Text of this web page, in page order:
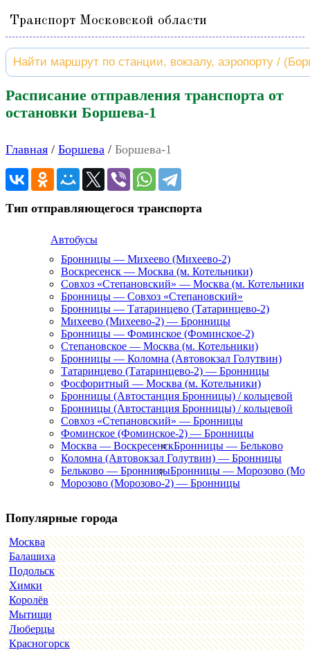
Транспорт Московской области
Расписание отправления транспорта от
остановки Боршева-1
Главная Боршева Боршева-1
Тип отправляющегося транспорта
Автобусы
Бронницы — Михеево (Михеево-2)
Воскресенск — Москва (м. Котельники)
Совхоз «Степановский» — Москва (м. Котельники)
Бронницы — Совхоз «Степановский»
Бронницы — Татаринцево (Татаринцево-2)
Михеево (Михеево-2) — Бронницы
Бронницы — Фоминское (Фоминское-2)
Степановское — Москва (м. Котельники)
Бронницы — Коломна (Автовокзал Голутвин)
Татаринцево (Татаринцево-2) — Бронницы
Фосфоритный — Москва (м. Котельники)
Бронницы (Автостанция Бронницы) / кольцевой
Бронницы (Автостанция Бронницы) / кольцевой
Совхоз «Степановский» — Бронницы
Фоминское (Фоминское-2) — Бронницы
Москва — ВоскресенскБронницы — Бельково
Коломна (Автовокзал Голутвин) — Бронницы
Бельково — БронницыБронницы — Морозово
Морозово (Морозово-2) — Бронницы
Популярные города
Москва
Балашиха
Подольск
Химки
Королёв
Мытищи
Люберцы
Красногорск